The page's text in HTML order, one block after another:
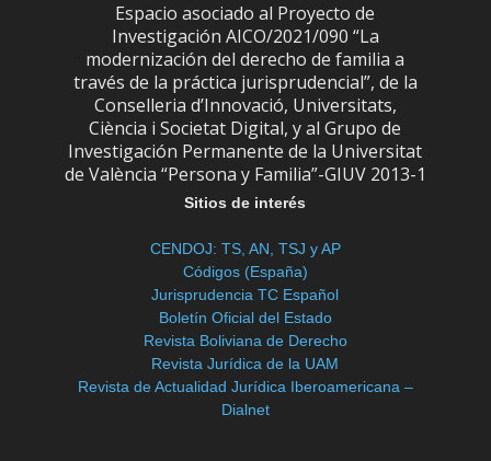
Espacio asociado al Proyecto de
Investigación AICO/2021/090 “La
modernización del derecho de familia a
través de la práctica jurisprudencial”, de la
Conselleria d’Innovació, Universitats,
Ciència i Societat Digital, y al Grupo de
Investigación Permanente de la Universitat
de València “Persona y Familia”-GIUV 2013-1
Sitios de interés
CENDOJ: TS, AN, TSJ y AP
Códigos (España)
Jurisprudencia TC Español
Boletín Oficial del Estado
Revista Boliviana de Derecho
Revista Jurídica de la UAM
Revista de Actualidad Jurídica Iberoamericana –
Dialnet